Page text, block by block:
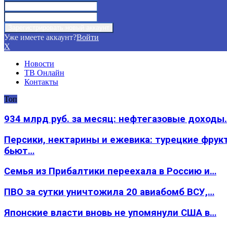
Уже имеете аккаунт?Войти
X
Новости
ТВ Онлайн
Контакты
Топ
934 млрд руб. за месяц: нефтегазовые
Персики, нектарины и ежевика: турецкие
бьют…
Семья из Прибалтики переехала в Россию и…
ПВО за сутки уничтожила 20 авиабомб ВСУ,…
Японские власти вновь не упомянули США в…